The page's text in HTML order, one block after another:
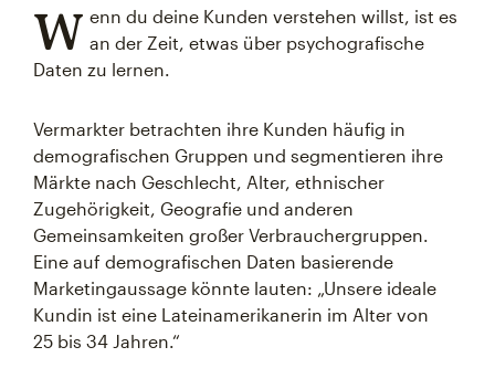
W enn du deine Kunden verstehen willst, ist es
an der Zeit, etwas über psychografische
Daten zu lernen.
Vermarkter betrachten ihre Kunden häufig in
demografischen Gruppen und segmentieren ihre
Märkte nach Geschlecht, Alter, ethnischer
Zugehörigkeit, Geografie und anderen
Gemeinsamkeiten großer Verbrauchergruppen.
Eine auf demografischen Daten basierende
Marketingaussage könnte lauten: „Unsere ideale
Kundin ist eine Lateinamerikanerin im Alter von
25 bis 34 Jahren.“